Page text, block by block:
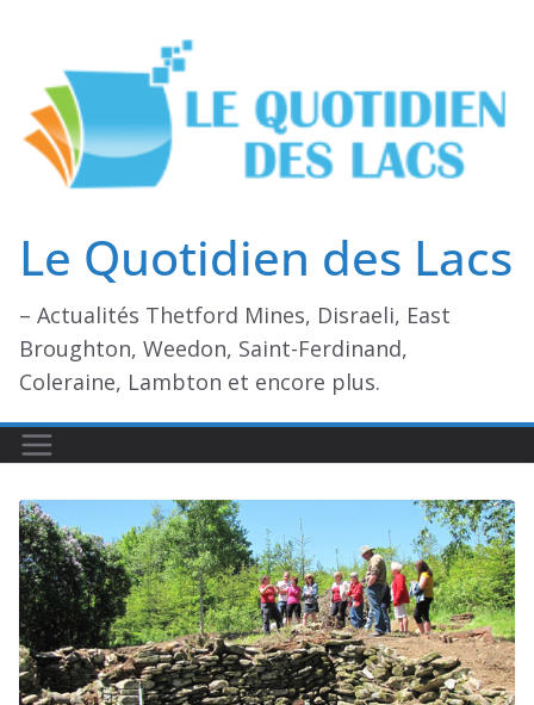
contenu
Le Quotidien des Lacs
– Actualités Thetford Mines, Disraeli, East
Broughton, Weedon, Saint-Ferdinand,
Coleraine, Lambton et encore plus.